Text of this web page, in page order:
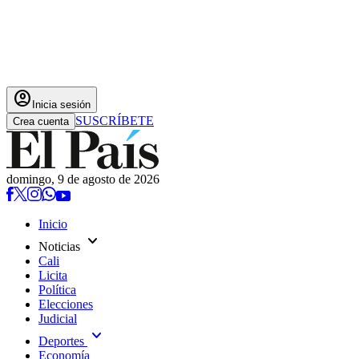
account_circle Inicia sesión
Crea cuenta SUSCRÍBETE
domingo, 9 de agosto de 2026
Inicio
Noticias expand_more
Cali
Licita
Política
Elecciones
Judicial
Deportes expand_more
Economía